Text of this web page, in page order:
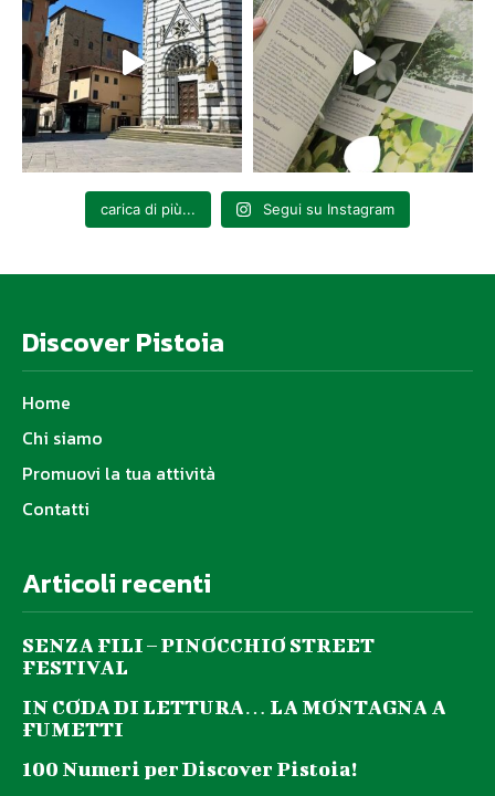
carica di più... Segui su Instagram
Discover Pistoia
Home
Chi siamo
Promuovi la tua attività
Contatti
Articoli recenti
SENZA FILI – PINOCCHIO STREET
FESTIVAL
IN CODA DI LETTURA… LA MONTAGNA A
FUMETTI
100 Numeri per Discover Pistoia!